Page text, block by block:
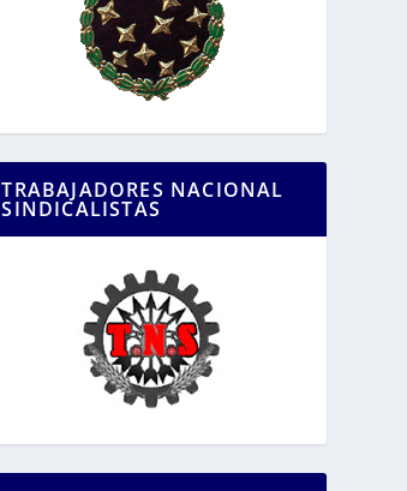
TRABAJADORES NACIONAL
SINDICALISTAS